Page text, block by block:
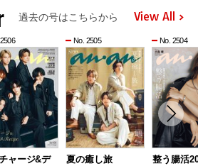
過去の号はこちらから View All
ャージ&デ
No. 2505
夏の癒し旅
No. 2504
整う腸活